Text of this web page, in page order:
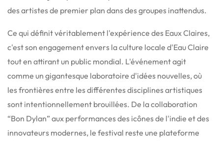
des artistes de premier plan dans des groupes inattendus.
Ce qui définit véritablement l'expérience des Eaux Claires,
c'est son engagement envers la culture locale d'Eau Claire
tout en attirant un public mondial. L'événement agit
comme un gigantesque laboratoire d'idées nouvelles, où
les frontières entre les différentes disciplines artistiques
sont intentionnellement brouillées. De la collaboration
“Bon Dylan” aux performances des icônes de l'indie et des
innovateurs modernes, le festival reste une plateforme